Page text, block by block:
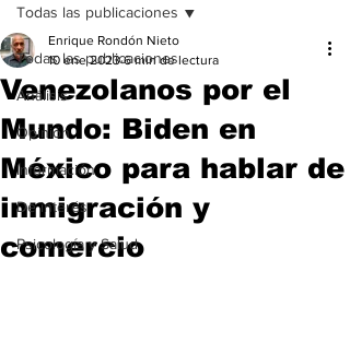
Todas las publicaciones
Análisis
Opinión
Información
De interés
Psicología y Salud
Todas las publicaciones
Venezolanos por el
Mundo: Biden en
México para hablar de
inmigración y
comercio
Enrique Rondón Nieto
10 ene 2023 6 min de lectura